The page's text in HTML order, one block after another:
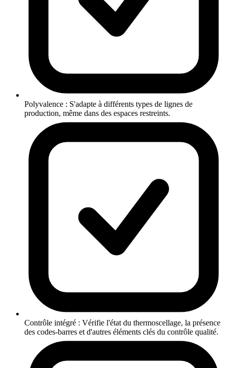
Polyvalence : S'adapte à différents types de lignes de
production, même dans des espaces restreints.
Contrôle intégré : Vérifie l'état du thermoscellage, la présence
des codes-barres et d'autres éléments clés du contrôle qualité.